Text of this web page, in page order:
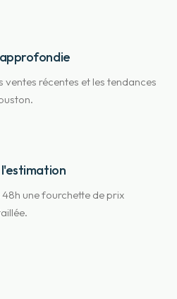
ventes récentes et les tendances
48h une fourchette de prix